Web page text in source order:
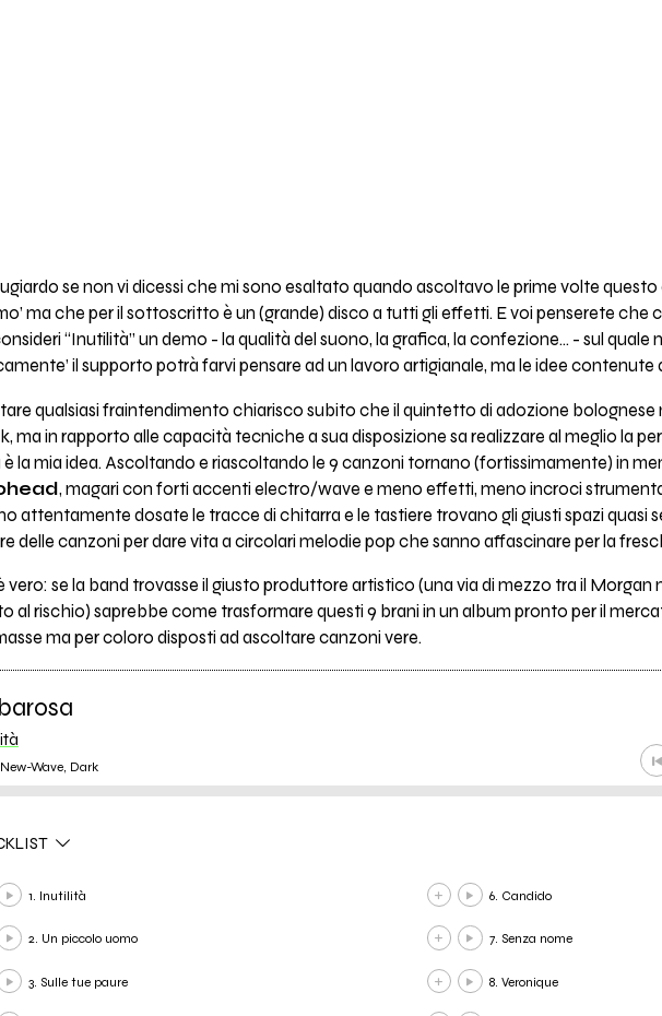
se non vi dicessi che mi sono esaltato quando ascoltavo le prime volte
ma che per il sottoscritto è un (grande) disco a tutti gli effetti. E voi penserete che
“Inutilità” un demo - la qualità del suono, la grafica, la confezione… - sul quale
il supporto potrà farvi pensare ad un lavoro artigianale, ma le idee contenute
qualsiasi fraintendimento chiarisco subito che il quintetto di adozione
ma in rapporto alle capacità tecniche a sua disposizione sa realizzare al meglio la
la mia idea. Ascoltando e riascoltando le 9 canzoni tornano (fortissimamente) in
, magari con forti accenti electro/wave e meno effetti, meno incroci
attentamente dosate le tracce di chitarra e le tastiere trovano gli giusti spazi quasi
delle canzoni per dare vita a circolari melodie pop che sanno affascinare per la
vero: se la band trovasse il giusto produttore artistico (una via di mezzo tra il Morgan
al rischio) saprebbe come trasformare questi 9 brani in un album pronto per il
ma per coloro disposti ad ascoltare canzoni vere.
Wave, Dark
1. Inutilità
2. Un piccolo uomo
3. Sulle tue paure
6. Candido
7. Senza nome
8. Veronique